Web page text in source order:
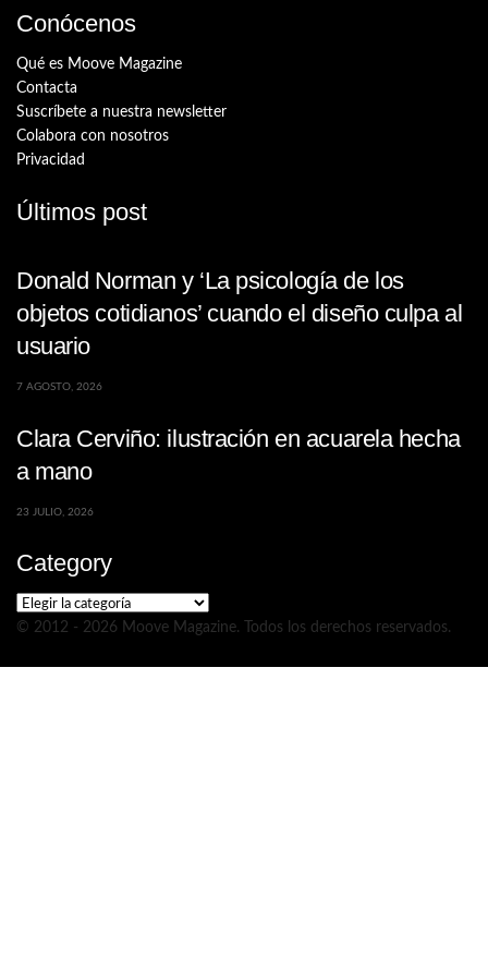
Conócenos
Qué es Moove Magazine
Contacta
Suscríbete a nuestra newsletter
Colabora con nosotros
Privacidad
Últimos post
Donald Norman y ‘La psicología de los
objetos cotidianos’ cuando el diseño culpa al
usuario
7 AGOSTO, 2026
Clara Cerviño: ilustración en acuarela hecha
a mano
23 JULIO, 2026
Category
Category
© 2012 - 2026 Moove Magazine. Todos los derechos reservados.